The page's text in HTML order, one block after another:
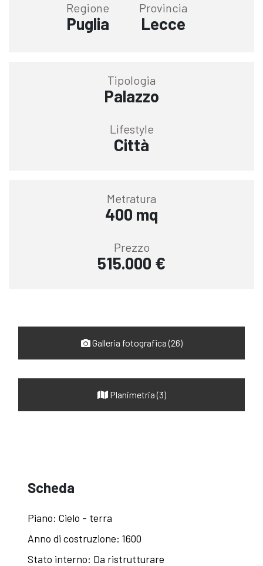
Regione
Puglia
Provincia
Lecce
Tipologia
Palazzo
Lifestyle
Città
Metratura
400 mq
Prezzo
515.000 €
Galleria fotografica (26)
Planimetria (3)
Scheda
Piano: Cielo - terra
Anno di costruzione: 1600
Stato interno: Da ristrutturare